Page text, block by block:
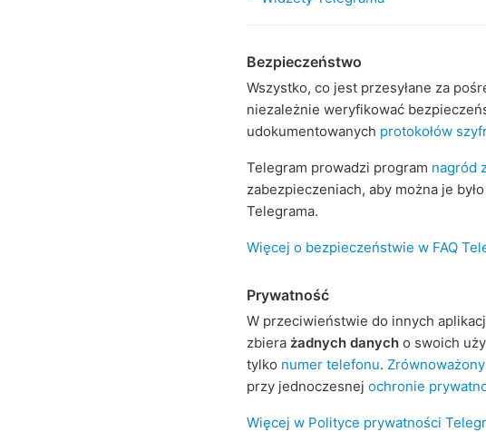
Bezpieczeństwo
Wszystko, co jest przesyłane za
niezależnie weryfikować
udokumentowanych protokołów
Telegram prowadzi program nagród
zabezpieczeniach, aby można je
Telegrama.
Więcej o bezpieczeństwie w FAQ
Prywatność
W przeciwieństwie do innych
zbiera żadnych danych o swoich
tylko numer telefonu.
przy jednoczesnej ochronie
Więcej w Polityce prywatności